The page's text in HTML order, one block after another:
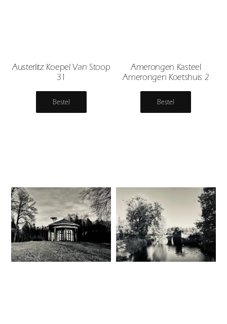
Austerlitz Koepel Van Stoop
31
Bestel
Amerongen Kasteel
Amerongen Koetshuis 2
Bestel